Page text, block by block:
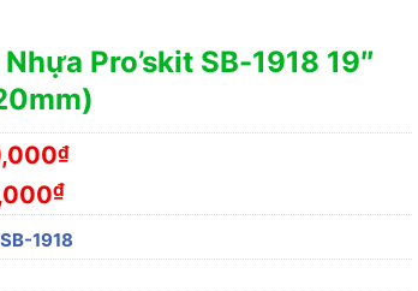
Pro’skit SB-1918 19″
₫
₫
SB-1918